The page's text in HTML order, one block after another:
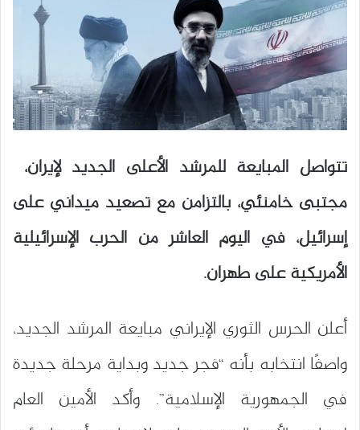
تتواصل المبايعة للمرشد الأعلى الجديد لإيران،
مجتبى خامنئي، بالتزامن مع تصعيد ميداني على
إسرائيل، في اليوم العاشر من الحرب الإسرائيلية
الأمريكية على طهران.
أعلن الحرس الثوري الإيراني مبايعة المرشد الجديد،
واصفًا انتخابه بأنه “فجر جديد وبداية مرحلة جديدة
في الجمهورية الإسلامية”. وأكد الأمين العام